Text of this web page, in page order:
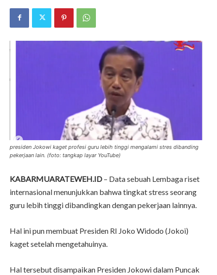
presiden Jokowi kaget profesi guru lebih tinggi mengalami stres dibanding
pekerjaan lain. (foto: tangkap layar YouTube)
KABARMUARATEWEH.ID – Data sebuah Lembaga riset
internasional menunjukkan bahwa tingkat stress seorang
guru lebih tinggi dibandingkan dengan pekerjaan lainnya.
Hal ini pun membuat Presiden RI Joko Widodo (Jokoi)
kaget setelah mengetahuinya.
Hal tersebut disampaikan Presiden Jokowi dalam Puncak